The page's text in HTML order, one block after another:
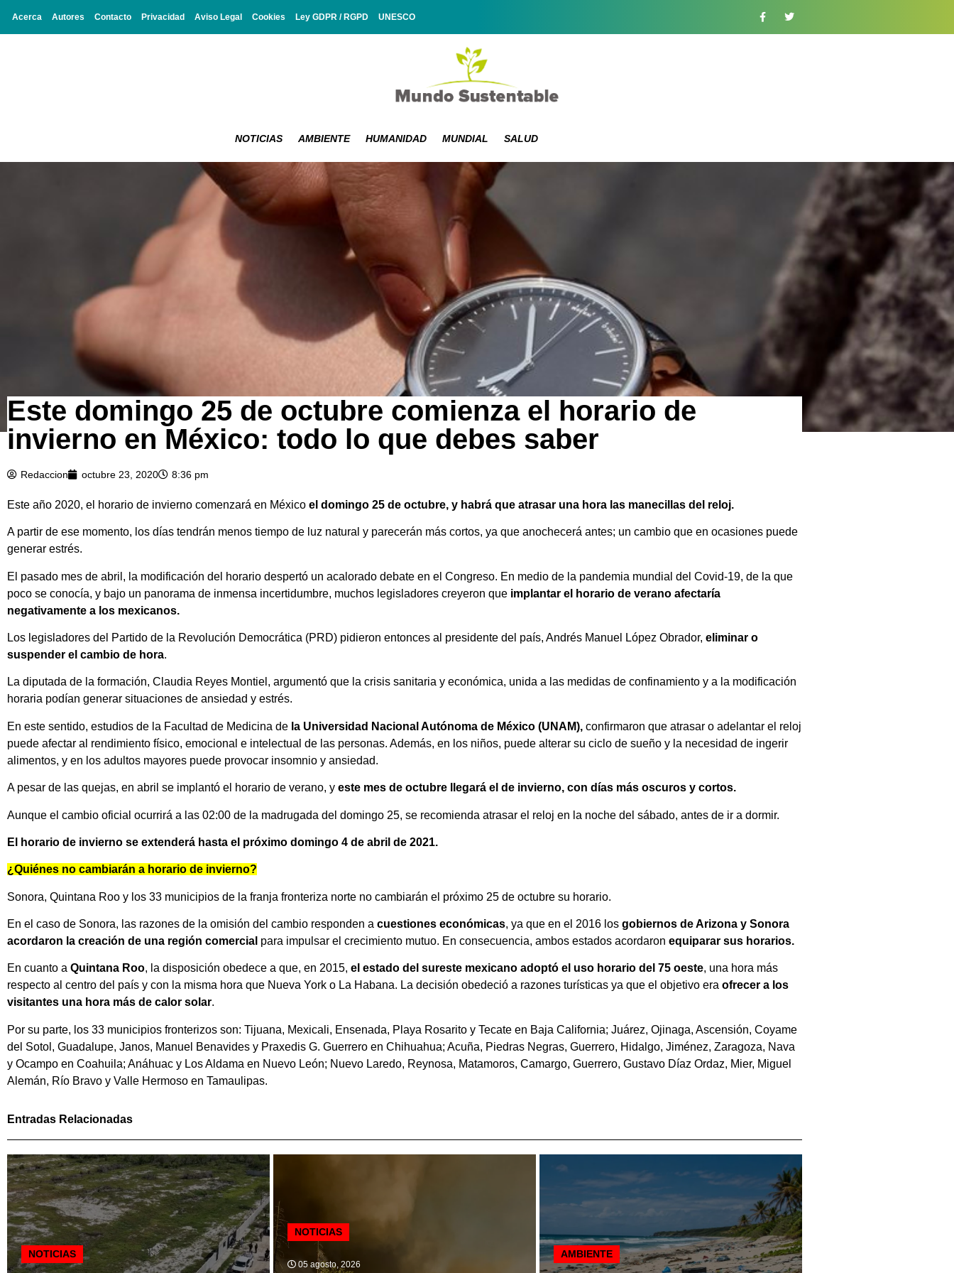
Acerca Autores Contacto Privacidad Aviso Legal Cookies Ley GDPR / RGPD UNESCO
NOTICIAS AMBIENTE HUMANIDAD MUNDIAL SALUD
Este domingo 25 de octubre comienza el horario de
invierno en México: todo lo que debes saber
Redaccion octubre 23, 2020 8:36 pm
Este año 2020, el horario de invierno comenzará en México el domingo 25 de octubre, y habrá que atrasar una hora las manecillas del reloj.
A partir de ese momento, los días tendrán menos tiempo de luz natural y parecerán más cortos, ya que anochecerá antes; un cambio que en ocasiones puede
generar estrés.
El pasado mes de abril, la modificación del horario despertó un acalorado debate en el Congreso. En medio de la pandemia mundial del Covid-19, de la que
poco se conocía, y bajo un panorama de inmensa incertidumbre, muchos legisladores creyeron que implantar el horario de verano afectaría
negativamente a los mexicanos.
Los legisladores del Partido de la Revolución Democrática (PRD) pidieron entonces al presidente del país, Andrés Manuel López Obrador, eliminar o
suspender el cambio de hora.
La diputada de la formación, Claudia Reyes Montiel, argumentó que la crisis sanitaria y económica, unida a las medidas de confinamiento y a la modificación
horaria podían generar situaciones de ansiedad y estrés.
En este sentido, estudios de la Facultad de Medicina de la Universidad Nacional Autónoma de México (UNAM), confirmaron que atrasar o adelantar el reloj
puede afectar al rendimiento físico, emocional e intelectual de las personas. Además, en los niños, puede alterar su ciclo de sueño y la necesidad de ingerir
alimentos, y en los adultos mayores puede provocar insomnio y ansiedad.
A pesar de las quejas, en abril se implantó el horario de verano, y este mes de octubre llegará el de invierno, con días más oscuros y cortos.
Aunque el cambio oficial ocurrirá a las 02:00 de la madrugada del domingo 25, se recomienda atrasar el reloj en la noche del sábado, antes de ir a dormir.
El horario de invierno se extenderá hasta el próximo domingo 4 de abril de 2021.
¿Quiénes no cambiarán a horario de invierno?
Sonora, Quintana Roo y los 33 municipios de la franja fronteriza norte no cambiarán el próximo 25 de octubre su horario.
En el caso de Sonora, las razones de la omisión del cambio responden a cuestiones económicas, ya que en el 2016 los gobiernos de Arizona y Sonora
acordaron la creación de una región comercial para impulsar el crecimiento mutuo. En consecuencia, ambos estados acordaron equiparar sus horarios.
En cuanto a Quintana Roo, la disposición obedece a que, en 2015, el estado del sureste mexicano adoptó el uso horario del 75 oeste, una hora más
respecto al centro del país y con la misma hora que Nueva York o La Habana. La decisión obedeció a razones turísticas ya que el objetivo era ofrecer a los
visitantes una hora más de calor solar.
Por su parte, los 33 municipios fronterizos son: Tijuana, Mexicali, Ensenada, Playa Rosarito y Tecate en Baja California; Juárez, Ojinaga, Ascensión, Coyame
del Sotol, Guadalupe, Janos, Manuel Benavides y Praxedis G. Guerrero en Chihuahua; Acuña, Piedras Negras, Guerrero, Hidalgo, Jiménez, Zaragoza, Nava
y Ocampo en Coahuila; Anáhuac y Los Aldama en Nuevo León; Nuevo Laredo, Reynosa, Matamoros, Camargo, Guerrero, Gustavo Díaz Ordaz, Mier, Miguel
Alemán, Río Bravo y Valle Hermoso en Tamaulipas.
Entradas Relacionadas
NOTICIAS
NOTICIAS
05 agosto, 2026
AMBIENTE